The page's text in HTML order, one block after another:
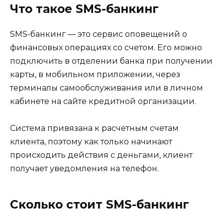
Что такое SMS-банкинг
SMS-банкинг — это сервис оповещений о
финансовых операциях со счетом. Его можно
подключить в отделении банка при получении
карты, в мобильном приложении, через
терминалы самообслуживания или в личном
кабинете на сайте кредитной организации.
Система привязана к расчетным счетам
клиента, поэтому как только начинают
происходить действия с деньгами, клиент
получает уведомления на телефон.
Сколько стоит SMS-банкинг